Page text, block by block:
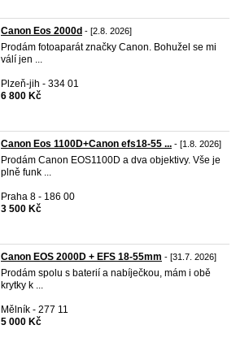
Canon Eos 2000d - [2.8. 2026]
Prodám fotoaparát značky Canon. Bohužel se mi
válí jen ...
Plzeň-jih - 334 01
6 800 Kč
Canon Eos 1100D+Canon efs18-55 ... - [1.8. 2026]
Prodám Canon EOS1100D a dva objektivy. Vše je
plně funk ...
Praha 8 - 186 00
3 500 Kč
Canon EOS 2000D + EFS 18-55mm - [31.7. 2026]
Prodám spolu s baterií a nabíječkou, mám i obě
krytky k ...
Mělník - 277 11
5 000 Kč